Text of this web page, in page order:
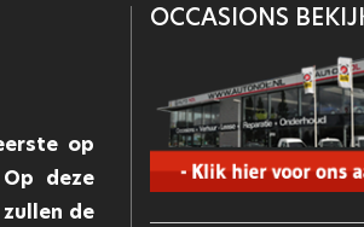
op
deze
de
OCCASIONS